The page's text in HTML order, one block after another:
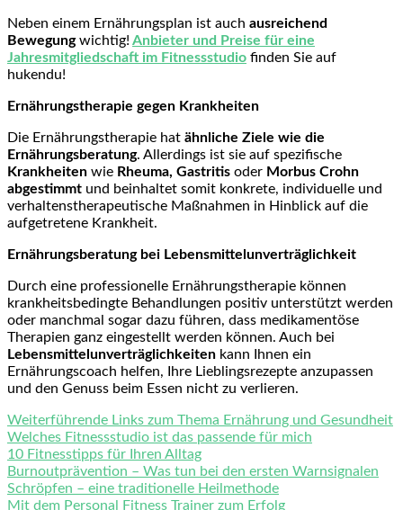
Neben einem Ernährungsplan ist auch ausreichend
Bewegungwichtig! Anbieter und Preise für eine
Jahresmitgliedschaft im Fitnessstudio finden Sie auf
hukendu!
Ernährungstherapie gegen Krankheiten
Die Ernährungstherapie hat ähnliche Ziele wie die
Ernährungsberatung. Allerdings ist sie auf spezifische
Krankheiten wie Rheuma, Gastritis oder Morbus Crohn
abgestimmt und beinhaltet somit konkrete, individuelle und
verhaltenstherapeutische Maßnahmen in Hinblick auf die
aufgetretene Krankheit.
Ernährungsberatung bei Lebensmittelunverträglichkeit
Durch eine professionelle Ernährungstherapie können
krankheitsbedingte Behandlungen positiv unterstützt werden
oder manchmal sogar dazu führen, dass medikamentöse
Therapien ganz eingestellt werden können. Auch bei
Lebensmittelunverträglichkeiten kann Ihnen ein
Ernährungscoach helfen, Ihre Lieblingsrezepte anzupassen
und den Genuss beim Essen nicht zu verlieren.
Weiterführende Links zum Thema Ernährung und Gesundheit
Welches Fitnessstudio ist das passende für mich
10 Fitnesstipps für Ihren Alltag
Burnoutprävention – Was tun bei den ersten Warnsignalen
Schröpfen – eine traditionelle Heilmethode
Mit dem Personal Fitness Trainer zum Erfolg